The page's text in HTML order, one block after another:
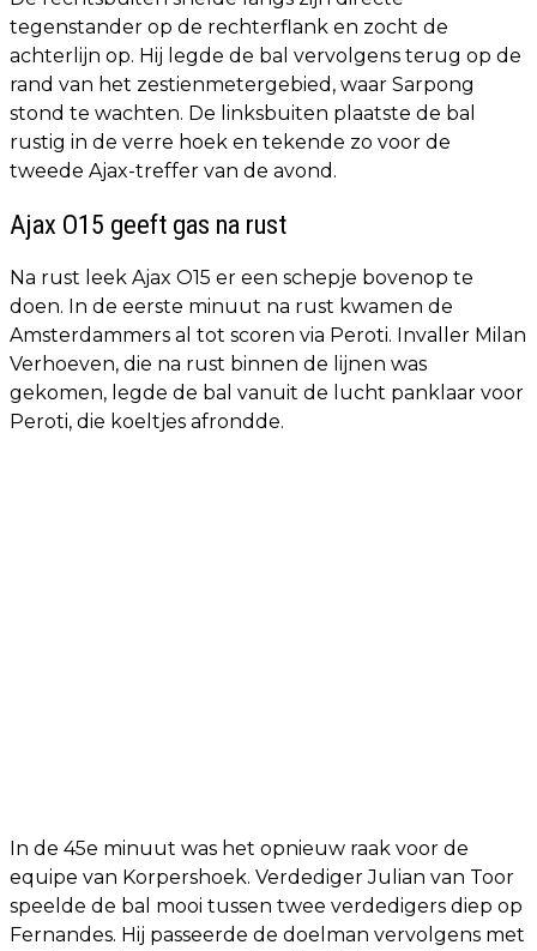
tegenstander op de rechterflank en zocht de
achterlijn op. Hij legde de bal vervolgens terug op de
rand van het zestienmetergebied, waar Sarpong
stond te wachten. De linksbuiten plaatste de bal
rustig in de verre hoek en tekende zo voor de
tweede Ajax-treffer van de avond.
Ajax O15 geeft gas na rust
Na rust leek Ajax O15 er een schepje bovenop te
doen. In de eerste minuut na rust kwamen de
Amsterdammers al tot scoren via Peroti. Invaller Milan
Verhoeven, die na rust binnen de lijnen was
gekomen, legde de bal vanuit de lucht panklaar voor
Peroti, die koeltjes afrondde.
In de 45e minuut was het opnieuw raak voor de
equipe van Korpershoek. Verdediger Julian van Toor
speelde de bal mooi tussen twee verdedigers diep op
Fernandes. Hij passeerde de doelman vervolgens met